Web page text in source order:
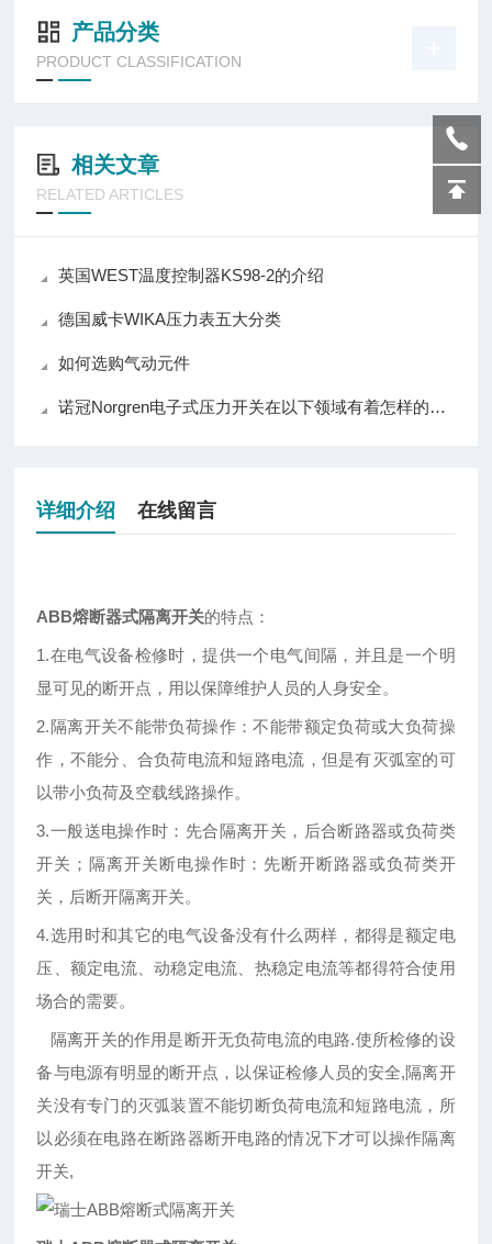
产品分类
PRODUCT CLASSIFICATION
相关文章
RELATED ARTICLES
英国WEST温度控制器KS98-2的介绍
德国威卡WIKA压力表五大分类
如何选购气动元件
诺冠Norgren电子式压力开关在以下领域有着怎样的作用呢？
详细介绍 在线留言
ABB熔断器式隔离开关的特点：
1.在电气设备检修时，提供一个电气间隔，并且是一个明
显可见的断开点，用以保障维护人员的人身安全。
2.隔离开关不能带负荷操作：不能带额定负荷或大负荷操
作，不能分、合负荷电流和短路电流，但是有灭弧室的可
以带小负荷及空载线路操作。
3.一般送电操作时：先合隔离开关，后合断路器或负荷类
开关；隔离开关断电操作时：先断开断路器或负荷类开
关，后断开隔离开关。
4.选用时和其它的电气设备没有什么两样，都得是额定电
压、额定电流、动稳定电流、热稳定电流等都得符合使用
场合的需要。
隔离开关的作用是断开无负荷电流的电路.使所检修的设
备与电源有明显的断开点，以保证检修人员的安全,隔离开
关没有专门的灭弧装置不能切断负荷电流和短路电流，所
以必须在电路在断路器断开电路的情况下才可以操作隔离
开关,